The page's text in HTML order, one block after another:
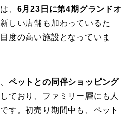
、 6月23日に第4期グランドオ
しい店舗も加わっているた
度の高い施設となっていま
ペットとの同伴ショッピング
ており、ファミリー層にも人
す。初売り期間中も、ペット